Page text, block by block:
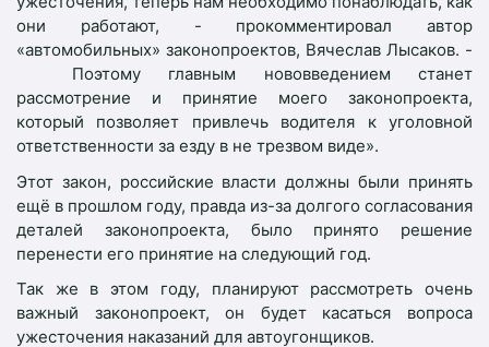
они работают, - прокомментировал автор
«автомобильных» законопроектов, Вячеслав Лысаков. -
Поэтому главным нововведением станет
рассмотрение и принятие моего законопроекта,
который позволяет привлечь водителя к уголовной
ответственности за езду в не трезвом виде».
Этот закон, российские власти должны были принять
ещё в прошлом году, правда из-за долгого согласования
деталей законопроекта, было принято решение
перенести его принятие на следующий год.
Так же в этом году, планируют рассмотреть очень
важный законопроект, он будет касаться вопроса
ужесточения наказаний для автоугонщиков.